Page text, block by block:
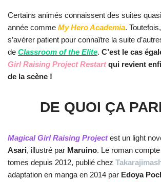
Certains animés connaissent des suites
année comme My Hero Academia.
s’avérer patient pour connaître la suite
de Classroom of the Elite. C’est le cas
Girl Raising Project Restartqui revient
de la scène !
DE QUOI ÇA
Magical Girl Raising Projectest un light
Asari, illustré par Maruino. Le roman
tomes depuis 2012, publié chez
adaptation en manga en 2014 par Edoya